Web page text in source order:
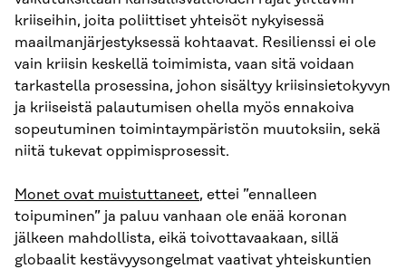
kriiseihin, joita poliittiset yhteisöt nykyisessä
maailmanjärjestyksessä kohtaavat. Resilienssi ei ole
vain kriisin keskellä toimimista, vaan sitä voidaan
tarkastella prosessina, johon sisältyy kriisinsietokyvyn
ja kriiseistä palautumisen ohella myös ennakoiva
sopeutuminen toimintaympäristön muutoksiin, sekä
niitä tukevat oppimisprosessit.
Monet ovat muistuttaneet, ettei ”ennalleen
toipuminen” ja paluu vanhaan ole enää koronan
jälkeen mahdollista, eikä toivottavaakaan, sillä
globaalit kestävyysongelmat vaativat yhteiskuntien